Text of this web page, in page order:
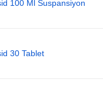
100 Ml Suspansiyon
30 Tablet